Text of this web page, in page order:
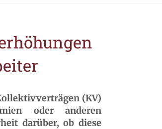
(KV)
oder anderen
darüber, ob diese